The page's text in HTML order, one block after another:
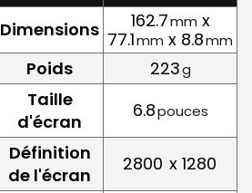
Dimensions 162.7mm x
77.1mm x 8.8mm
Poids 223g
Taille
d'écran
6.8pouces
Définition
de l'écran
2800 x 1280